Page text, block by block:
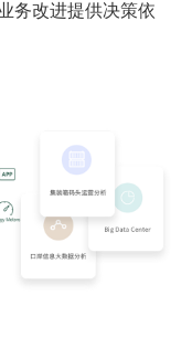
务改进提供决策依